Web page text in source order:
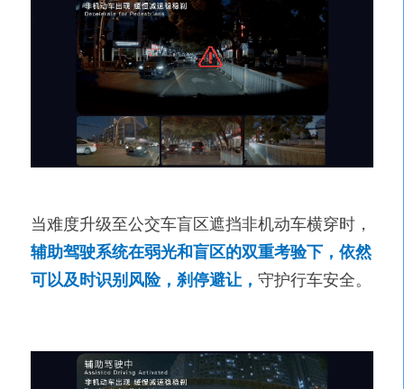
当难度升级至公交车盲区遮挡非机动车横穿时，
辅助驾驶系统在弱光和盲区的双重考验下，依然
可以及时识别风险，刹停避让， 守护行车安全。